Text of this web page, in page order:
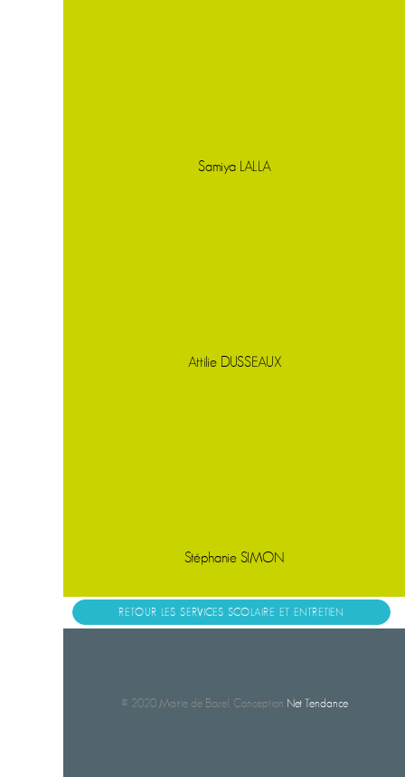
Samiya LALLA
Attilie DUSSEAUX
Stéphanie SIMON
RETOUR LES SERVICES SCOLAIRE ET ENTRETIEN
© 2020 Mairie de Bozel. Conception Net Tendance